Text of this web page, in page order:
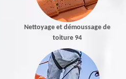
Nettoyage et démoussage de
toiture 94